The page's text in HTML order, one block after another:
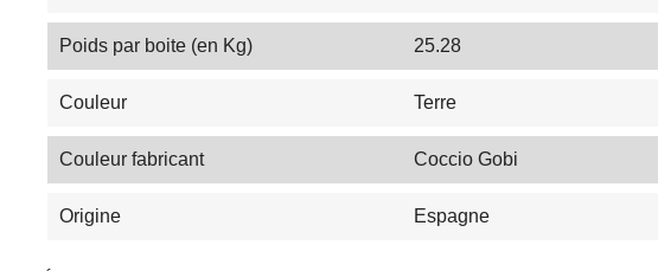
Poids par boite (en Kg) 25.28
Couleur Terre
Couleur fabricant Coccio Gobi
Origine Espagne